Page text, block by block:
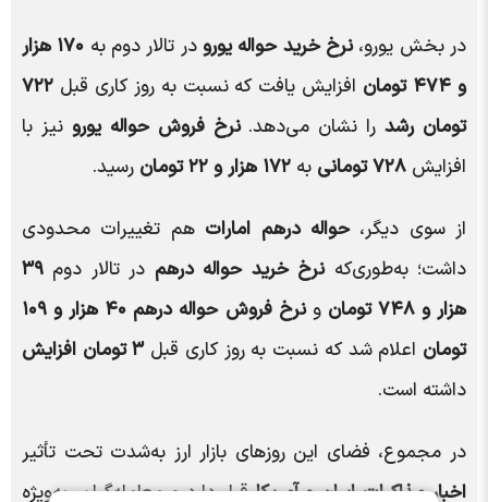
در بخش یورو،نرخ خرید حواله یورودر تالار دوم به
۱۷۰ هزار
و ۴۷۴ تومان
افزایش یافت که نسبت به روز کاری قبل ۷۲۲
تومان رشدرا نشان می‌دهد.نرخ فروش حواله یورو نیز با
افزایش ۷۲۸ تومانی به ۱۷۲ هزار و ۲۲ تومان رسید.
از سوی دیگر،حواله درهم امارات هم تغییرات محدودی
داشت؛ به‌طوری‌کهنرخ خرید حواله درهم در تالار دوم ۳۹
هزار و ۷۴۸ تومان
ونرخ فروش حواله درهم
۴۰ هزار و ۱۰۹
تومان اعلام شد که نسبت به روز کاری قبل۳ تومان افزایش
داشته است.
در مجموع، فضای این روزهای بازار ارز به‌شدت تحت تأثیر
اخبار مذاکرات ایران و آمریکاقرار دارد و معامله‌گران، به‌ویژه